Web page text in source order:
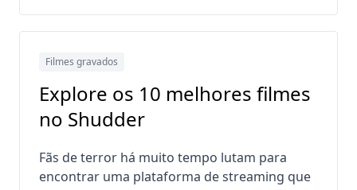
Filmes gravados
Explore os 10 melhores filmes
no Shudder
Fãs de terror há muito tempo lutam para
encontrar uma plataforma de streaming que